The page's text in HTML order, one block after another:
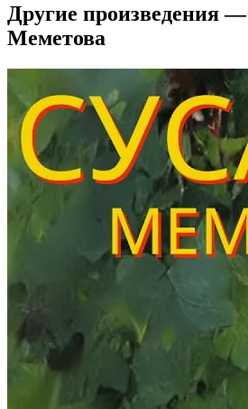
Другие произведения —
Меметова